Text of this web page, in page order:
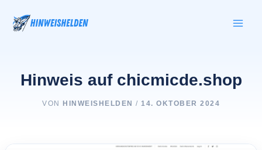
Inhalt
springen
Hinweis auf chicmicde.shop
VON HINWEISHELDEN / 14. OKTOBER 2024